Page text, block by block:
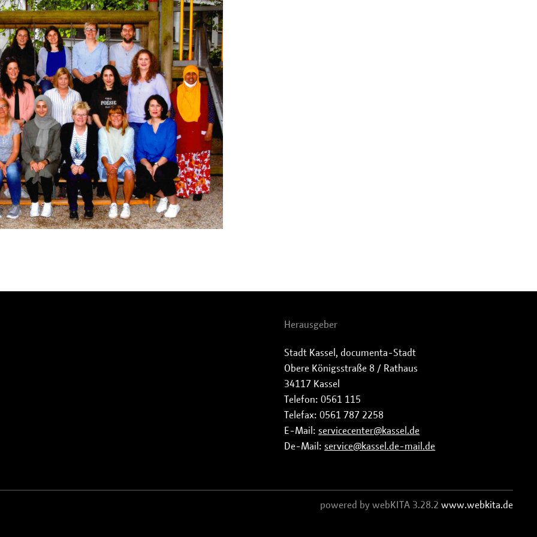
Herausgeber
Stadt Kassel, documenta-Stadt
Obere Königsstraße 8 / Rathaus
34117 Kassel
Telefon: 0561 115
Telefax: 0561 787 2258
E-Mail: servicecenter@kassel.de
De-Mail: service@kassel.de-mail.de
powered by webKITA 3.28.2 www.webkita.de